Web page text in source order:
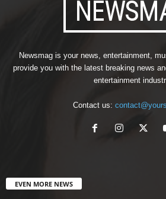
Newsmag is your news, entertainment,
provide you with the latest breaking news
entertainment
Contact us:
EVEN MORE NEWS